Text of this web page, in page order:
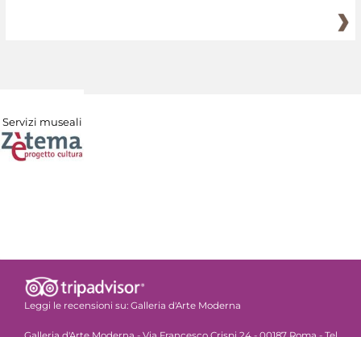
Servizi museali
Leggi le recensioni su: Galleria d'Arte Moderna